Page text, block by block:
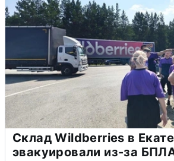
Склад Wildberries в
эвакуировали из-за